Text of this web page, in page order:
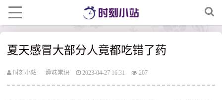
夏天感冒大部分人竟都吃错了药
时刻小站 趣味常识 2023-04-27 16:31 207